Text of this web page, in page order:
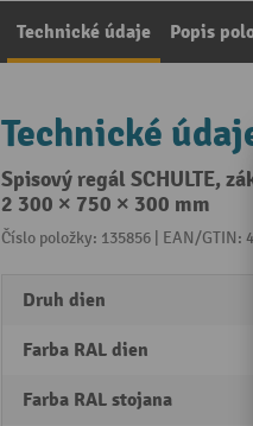
Technické údaje Popis
Technické
Spisový regál SCHULTE,
2 300 × 750 × 300 mm
Číslo položky: 135856 | EAN/GTIN:
Druh dien
Farba RAL dien
Farba RAL stojana